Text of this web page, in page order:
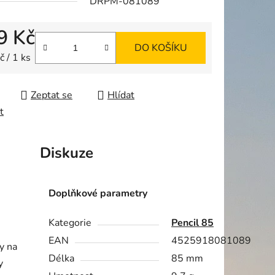
Kč
/ 1 ks
DO KOŠÍKU
Zeptat se
Hlídat
Diskuze
na
Doplňkové parametry
Kategorie
Pencil 85
EAN
4525918081089
Délka
85 mm